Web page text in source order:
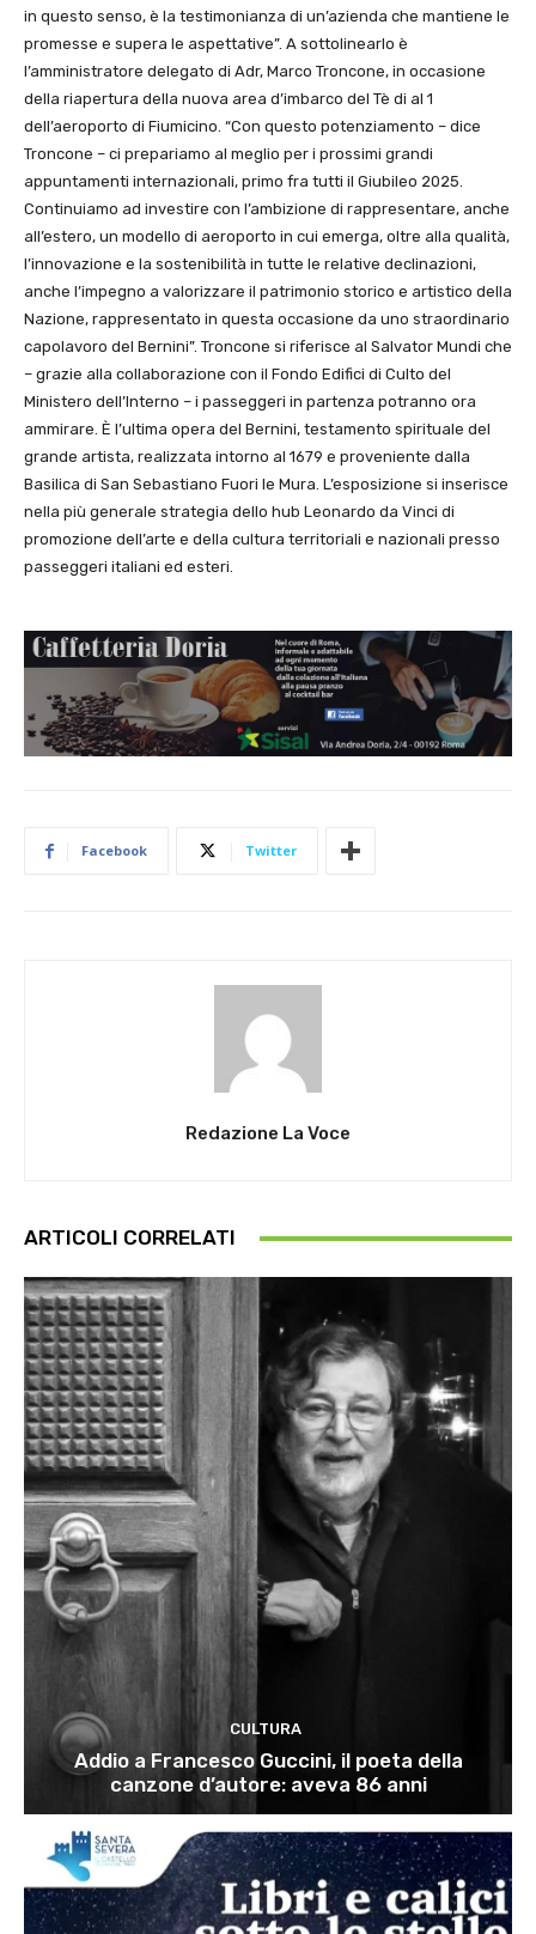
in questo senso, è la testimonianza di un’azienda che mantiene le
promesse e supera le aspettative”. A sottolinearlo è
l’amministratore delegato di Adr, Marco Troncone, in occasione
della riapertura della nuova area d’imbarco del Tè di al 1
dell’aeroporto di Fiumicino. “Con questo potenziamento – dice
Troncone – ci prepariamo al meglio per i prossimi grandi
appuntamenti internazionali, primo fra tutti il Giubileo 2025.
Continuiamo ad investire con l’ambizione di rappresentare, anche
all’estero, un modello di aeroporto in cui emerga, oltre alla qualità,
l’innovazione e la sostenibilità in tutte le relative declinazioni,
anche l’impegno a valorizzare il patrimonio storico e artistico della
Nazione, rappresentato in questa occasione da uno straordinario
capolavoro del Bernini”. Troncone si riferisce al Salvator Mundi che
– grazie alla collaborazione con il Fondo Edifici di Culto del
Ministero dell’Interno – i passeggeri in partenza potranno ora
ammirare. È l’ultima opera del Bernini, testamento spirituale del
grande artista, realizzata intorno al 1679 e proveniente dalla
Basilica di San Sebastiano Fuori le Mura. L’esposizione si inserisce
nella più generale strategia dello hub Leonardo da Vinci di
promozione dell’arte e della cultura territoriali e nazionali presso
passeggeri italiani ed esteri.
Facebook Twitter
Redazione La Voce
ARTICOLI CORRELATI
CULTURA
Addio a Francesco Guccini, il poeta della
canzone d’autore: aveva 86 anni